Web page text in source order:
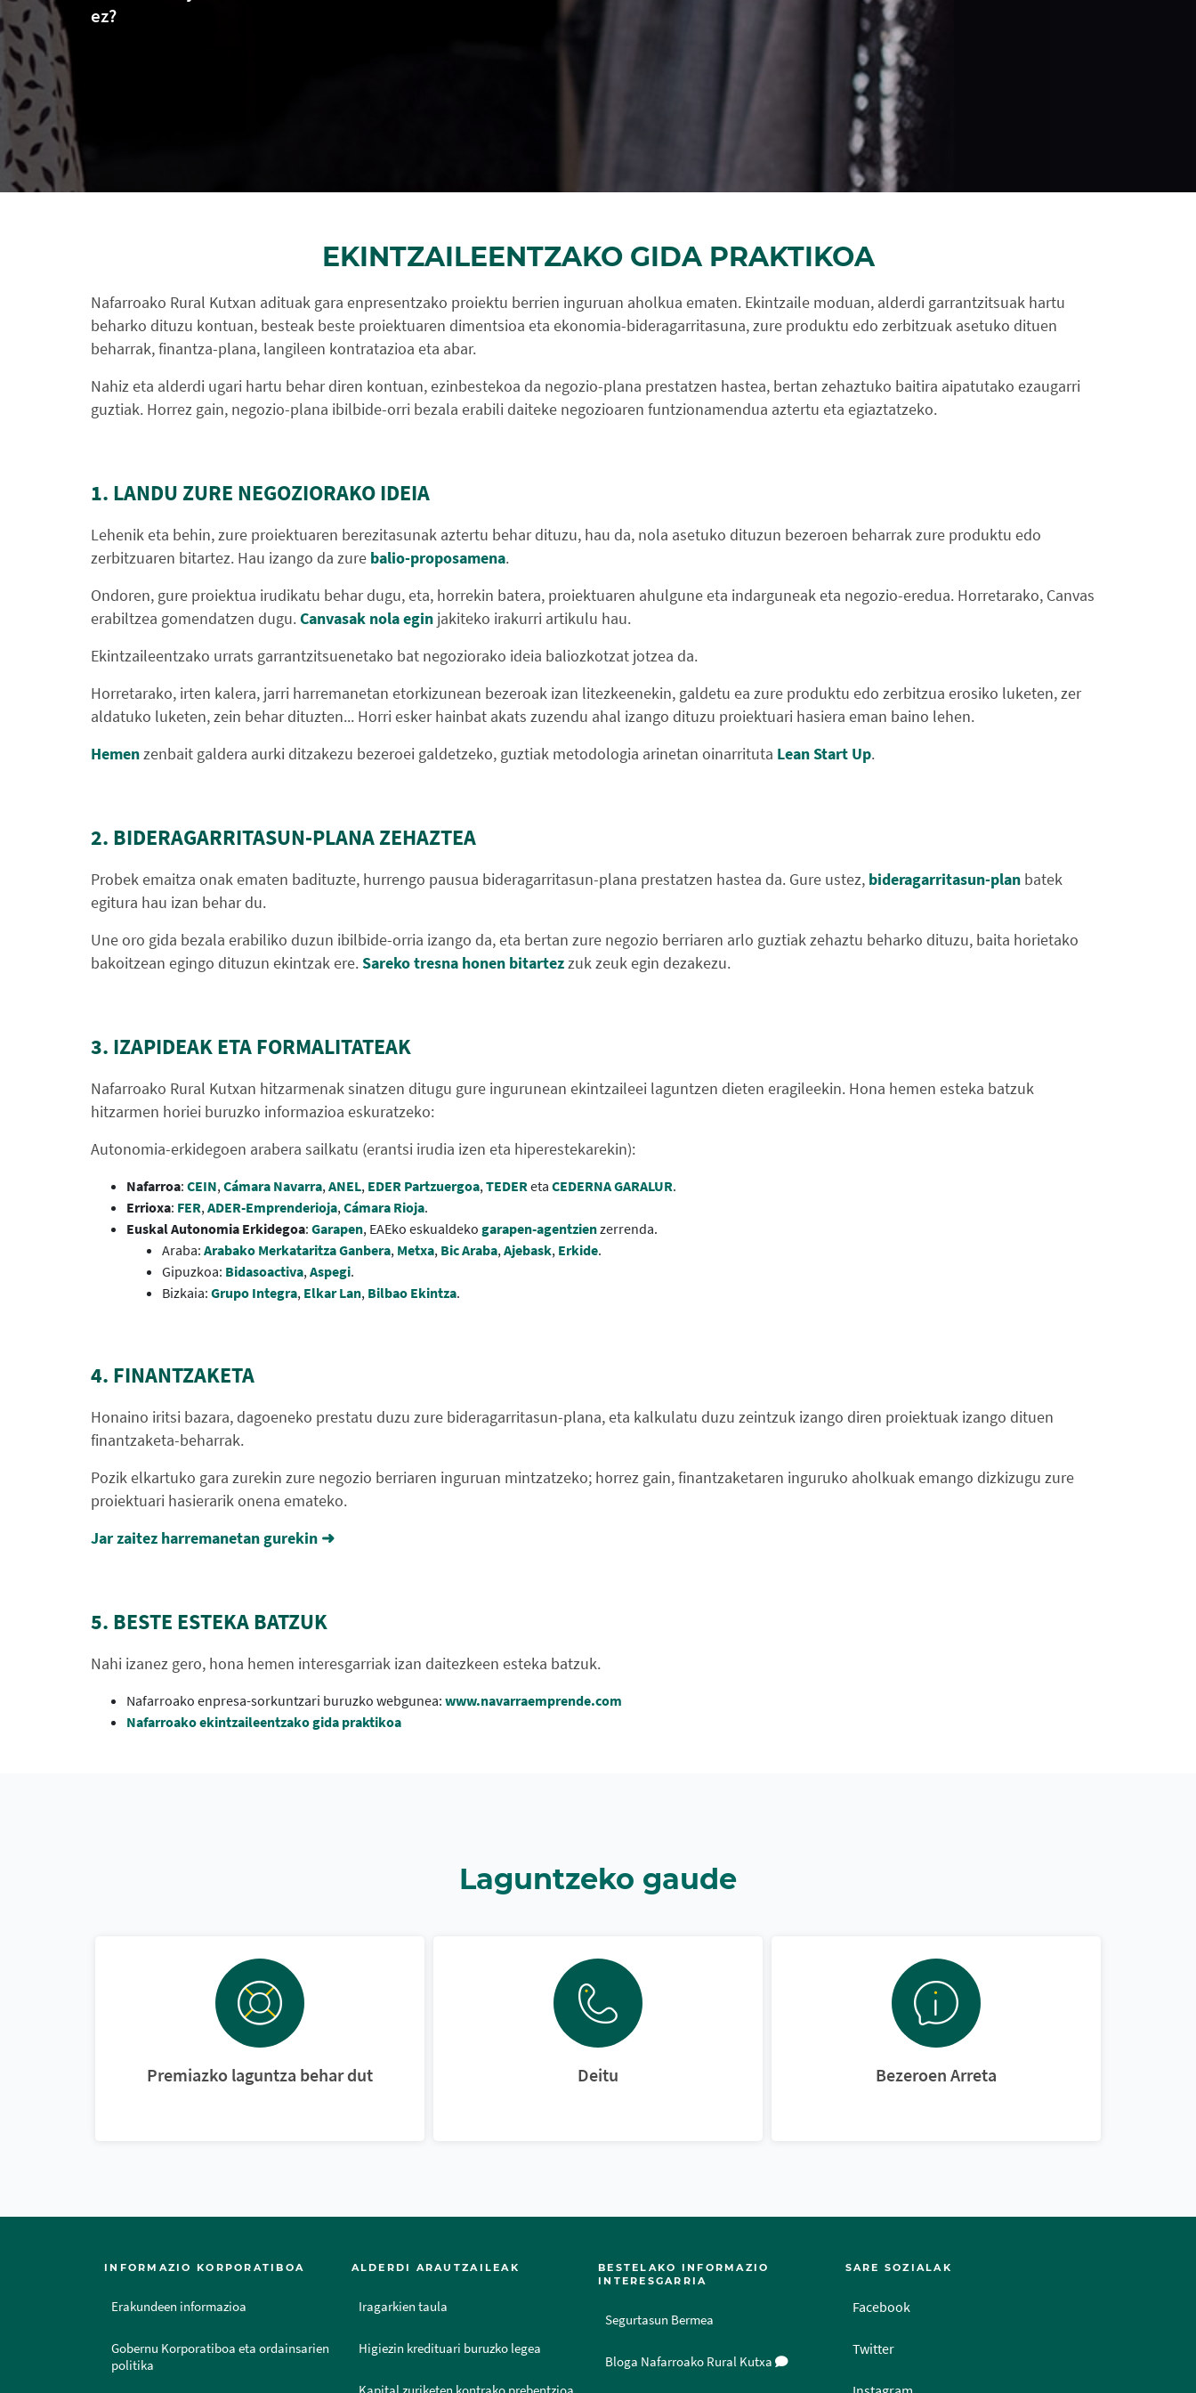
ez?
EKINTZAILEENTZAKO GIDA PRAKTIKOA
Nafarroako Rural Kutxan adituak gara enpresentzako proiektu berrien inguruan aholkua ematen. Ekintzaile moduan, alderdi garrantzitsuak hartu
beharko dituzu kontuan, besteak beste proiektuaren dimentsioa eta ekonomia-bideragarritasuna, zure produktu edo zerbitzuak asetuko dituen
beharrak, finantza-plana, langileen kontratazioa eta abar.
Nahiz eta alderdi ugari hartu behar diren kontuan, ezinbestekoa da negozio-plana prestatzen hastea, bertan zehaztuko baitira aipatutako ezaugarri
guztiak. Horrez gain, negozio-plana ibilbide-orri bezala erabili daiteke negozioaren funtzionamendua aztertu eta egiaztatzeko.
1. LANDU ZURE NEGOZIORAKO IDEIA
Lehenik eta behin, zure proiektuaren berezitasunak aztertu behar dituzu, hau da, nola asetuko dituzun bezeroen beharrak zure produktu edo
zerbitzuaren bitartez. Hau izango da zure balio-proposamena.
Ondoren, gure proiektua irudikatu behar dugu, eta, horrekin batera, proiektuaren ahulgune eta indarguneak eta negozio-eredua. Horretarako, Canvas
erabiltzea gomendatzen dugu.Canvasak nola egin jakiteko irakurri artikulu hau.
Ekintzaileentzako urrats garrantzitsuenetako bat negoziorako ideia baliozkotzat jotzea da.
Horretarako, irten kalera, jarri harremanetan etorkizunean bezeroak izan litezkeenekin, galdetu ea zure produktu edo zerbitzua erosiko luketen, zer
aldatuko luketen, zein behar dituzten... Horri esker hainbat akats zuzendu ahal izango dituzu proiektuari hasiera eman baino lehen.
Hemenzenbait galdera aurki ditzakezu bezeroei galdetzeko, guztiak metodologia arinetan oinarrituta Lean Start Up.
2. BIDERAGARRITASUN-PLANA ZEHAZTEA
Probek emaitza onak ematen badituzte, hurrengo pausua bideragarritasun-plana prestatzen hastea da. Gure ustez, bideragarritasun-plan batek
egitura hau izan behar du.
Une oro gida bezala erabiliko duzun ibilbide-orria izango da, eta bertan zure negozio berriaren arlo guztiak zehaztu beharko dituzu, baita horietako
bakoitzean egingo dituzun ekintzak ere.Sareko tresna honen bitartezzuk zeuk egin dezakezu.
3. IZAPIDEAK ETA FORMALITATEAK
Nafarroako Rural Kutxan hitzarmenak sinatzen ditugu gure ingurunean ekintzaileei laguntzen dieten eragileekin. Hona hemen esteka batzuk
hitzarmen horiei buruzko informazioa eskuratzeko:
Autonomia-erkidegoen arabera sailkatu (erantsi irudia izen eta hiperestekarekin):
Nafarroa: CEIN,Cámara Navarra,ANEL, EDER Partzuergoa,TEDEReta CEDERNA GARALUR.
Errioxa: FER,ADER-Emprenderioja,Cámara Rioja.
Euskal Autonomia Erkidegoa: Garapen, EAEko eskualdeko garapen-agentzienzerrenda.
Araba: Arabako Merkataritza Ganbera, Metxa, Bic Araba,Ajebask, Erkide.
Gipuzkoa: Bidasoactiva,Aspegi.
Bizkaia: Grupo Integra, Elkar Lan, Bilbao Ekintza.
4. FINANTZAKETA
Honaino iritsi bazara, dagoeneko prestatu duzu zure bideragarritasun-plana, eta kalkulatu duzu zeintzuk izango diren proiektuak izango dituen
finantzaketa-beharrak.
Pozik elkartuko gara zurekin zure negozio berriaren inguruan mintzatzeko; horrez gain, finantzaketaren inguruko aholkuak emango dizkizugu zure
proiektuari hasierarik onena emateko.
Jar zaitez harremanetan gurekin ➜
5. BESTE ESTEKA BATZUK
Nahi izanez gero, hona hemen interesgarriak izan daitezkeen esteka batzuk.
Nafarroako enpresa-sorkuntzari buruzko webgunea: www.navarraemprende.com
Nafarroako ekintzaileentzako gida praktikoa
Laguntzeko gaude
Premiazko laguntza behar dut Deitu Bezeroen Arreta
INFORMAZIO KORPORATIBOA
Erakundeen informazioa
Gobernu Korporatiboa eta ordainsarien
politika
ALDERDI ARAUTZAILEAK
Iragarkien taula
Higiezin kredituari buruzko legea
BESTELAKO INFORMAZIO
INTERESGARRIA
Segurtasun Bermea
Bloga Nafarroako Rural Kutxa
SARE SOZIALAK
Facebook
Twitter